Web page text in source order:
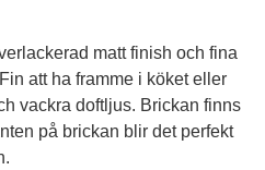
matt finish och fina
att ha framme i köket eller
vackra doftljus. Brickan finns
på brickan blir det perfekt